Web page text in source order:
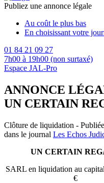
Publiez une annonce légale
Au coût le plus bas
En choisissant votre
01 84 21 09 27
7h00 à 19h00 (non surtaxé)
Espace JAL-Pro
ANNONCE
UN CERTAIN
Clôture de liquidation -
dans le journal Les Echos
UN CERTAIN
SARL en liquidation au
€